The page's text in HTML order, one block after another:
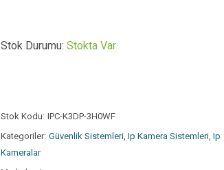
Stok Durumu: Stokta Var
Stok Kodu: IPC-K3DP-3H0WF
Kategoriler: Güvenlik Sistemleri, Ip Kamera Sistemleri, Ip
Kameralar